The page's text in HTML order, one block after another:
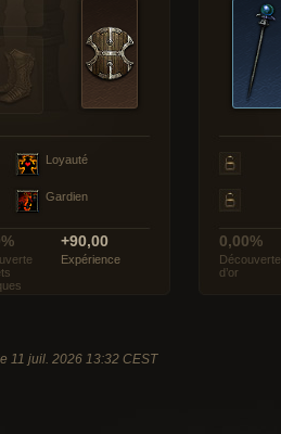
Loyauté
Gardien
+90,00
Expérience
0,00%
Découverte
d’or
11 juil. 2026 13:32 CEST